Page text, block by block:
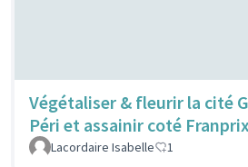
Végétaliser & fleurir la cité
Péri et assainir coté
Lacordaire Isabelle 1